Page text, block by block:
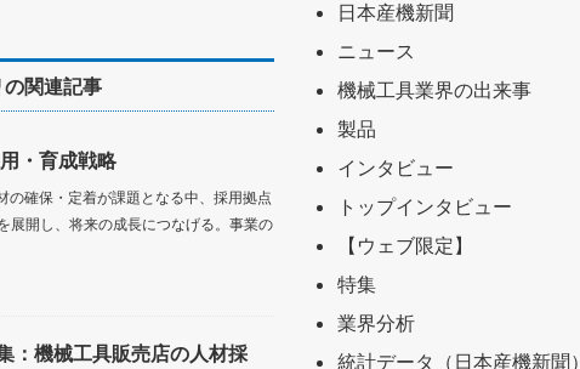
関連記事
・育成戦略
の確保・定着が課題となる中、採用拠点
展開し、将来の成長につなげる。事業の
：機械工具販売店の人材採
日本産機新聞
ニュース
機械工具業界の出来事
製品
インタビュー
トップインタビュー
【ウェブ限定】
特集
業界分析
統計データ（日本産機新聞）